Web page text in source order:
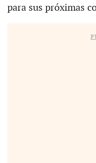
para sus próximas